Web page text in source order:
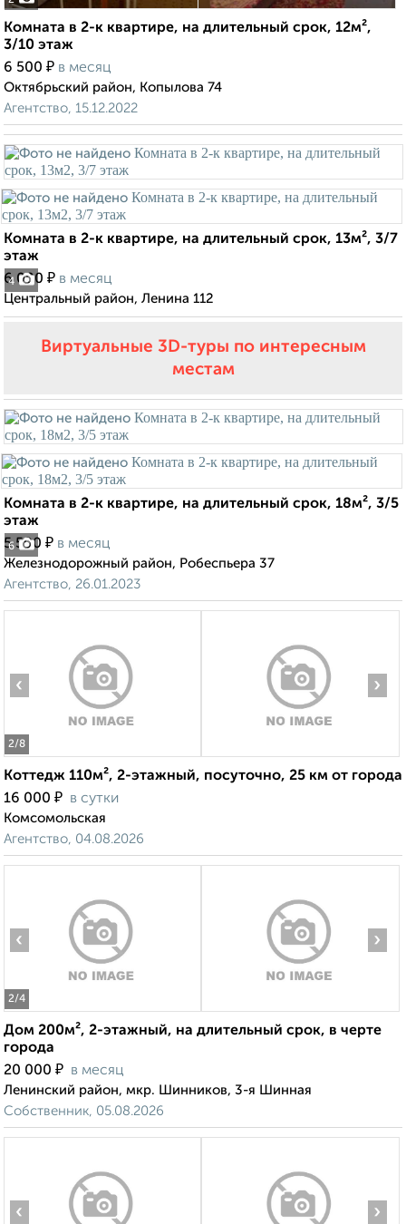
Комната в 2-к квартире, на длительный срок, 12м²,
3/10 этаж
6 500 ₽ в месяц
Октябрьский район, Копылова 74
Агентство, 15.12.2022
4
Комната в 2-к квартире, на длительный срок, 13м², 3/7
этаж
6 000 ₽ в месяц
Центральный район, Ленина 112
Виртуальные 3D-туры по интересным
местам
6
Комната в 2-к квартире, на длительный срок, 18м², 3/5
этаж
5 500 ₽ в месяц
Железнодорожный район, Робеспьера 37
Агентство, 26.01.2023
2/8
‹ ›
Коттедж 110м², 2-этажный, посуточно, 25 км от города
16 000 ₽ в сутки
Комсомольская
Агентство, 04.08.2026
2/4
‹ ›
Дом 200м², 2-этажный, на длительный срок, в черте
города
20 000 ₽ в месяц
Ленинский район, мкр. Шинников, 3-я Шинная
Собственник, 05.08.2026
‹ ›